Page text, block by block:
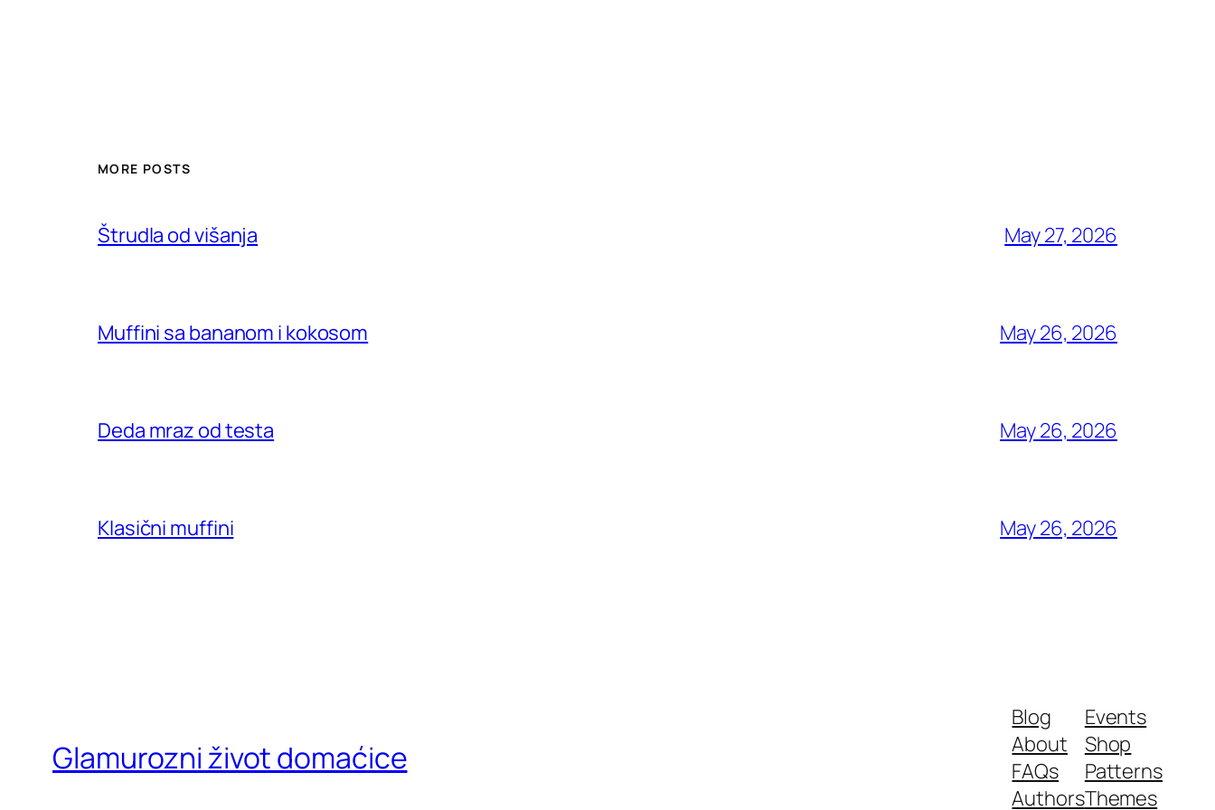
MORE POSTS
Štrudla od višanja May 27, 2026
Muffini sa bananom i kokosom May 26, 2026
Deda mraz od testa May 26, 2026
Klasični muffini May 26, 2026
Glamurozni život domaćice
Blog
About
FAQs
Authors
Events
Shop
Patterns
Themes